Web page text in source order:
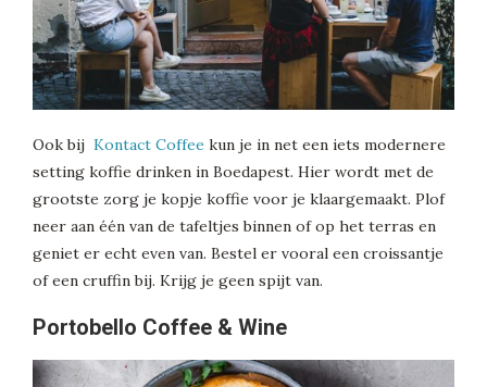
Ook bij Kontact Coffee kun je in net een iets modernere
setting koffie drinken in Boedapest. Hier wordt met de
grootste zorg je kopje koffie voor je klaargemaakt. Plof
neer aan één van de tafeltjes binnen of op het terras en
geniet er echt even van. Bestel er vooral een croissantje
of een cruffin bij. Krijg je geen spijt van.
Portobello Coffee & Wine